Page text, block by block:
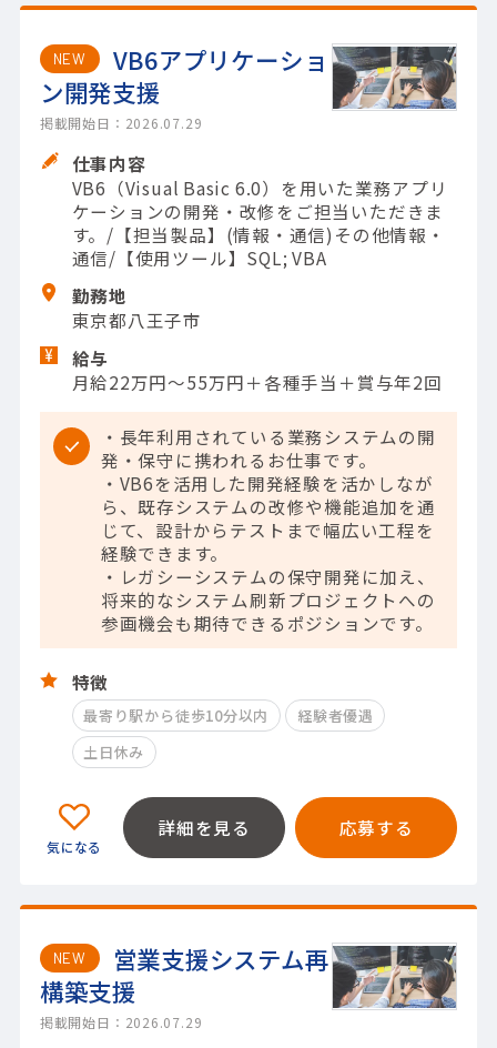
NEW
VB6アプリケーショ
ン開発支援
掲載開始日：2026.07.29
仕事内容
VB6（Visual Basic 6.0）を用いた業務アプリ
ケーションの開発・改修をご担当いただきま
す。/【担当製品】(情報・通信)その他情報・
通信/【使用ツール】SQL; VBA
勤務地
東京都八王子市
給与
月給22万円～55万円＋各種手当＋賞与年2回
・長年利用されている業務システムの開
発・保守に携われるお仕事です。
・VB6を活用した開発経験を活かしなが
ら、既存システムの改修や機能追加を通
じて、設計からテストまで幅広い工程を
経験できます。
・レガシーシステムの保守開発に加え、
将来的なシステム刷新プロジェクトへの
参画機会も期待できるポジションです。
特徴
最寄り駅から徒歩10分以内
経験者優遇
土日休み
詳細を見る 応募する
NEW
営業支援システム再
構築支援
掲載開始日：2026.07.29